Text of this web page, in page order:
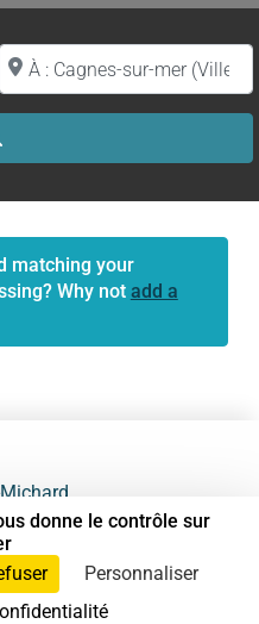
nom
Proche de (ville ou région)
matching your
Why not add a
donne le contrôle sur
Personnaliser